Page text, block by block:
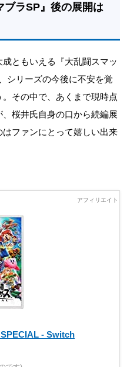
ブラSP』後の展開は
ともいえる『大乱闘スマッ
シリーズの今後に不安を覚
その中で、あくまで現時点
桜井氏自身の口から続編展
ファンにとって嬉しい出来
- Switch